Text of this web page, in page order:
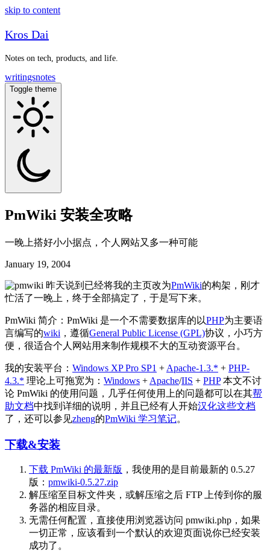
skip to content
Kros Dai
Notes on tech, products, and life.
writingsnotes
Toggle theme
PmWiki 安装全攻略
一晚上搭好小小据点，个人网站又多一种可能
January 19, 2004
昨天说到已经将我的主页改为PmWiki的构架，刚才
忙活了一晚上，终于全部搞定了，于是写下来。
PmWiki 简介：PmWiki 是一个不需要数据库的以PHP为主要语
言编写的wiki ，遵循General Public License (GPL)协议，小巧方
便，很适合个人网站用来制作规模不大的互动资源平台。
我的安装平台： Windows XP Pro SP1 + Apache-1.3.* + PHP-
4.3.* 理论上可拖宽为： Windows + Apache/IIS + PHP本文不讨
论 PmWiki 的使用问题，几乎任何使用上的问题都可以在其帮
助文档中找到详细的说明，并且已经有人开始汉化这些文档
了，还可以参见zheng的PmWiki 学习笔记。
下载&安装
下载 PmWiki 的最新版 ，我使用的是目前最新的 0.5.27
版： pmwiki-0.5.27.zip
解压缩至目标文件夹，或解压缩之后 FTP 上传到你的服
务器的相应目录。
无需任何配置，直接使用浏览器访问 pmwiki.php，如果
一切正常，应该看到一个默认的欢迎页面说你已经安装
成功了。